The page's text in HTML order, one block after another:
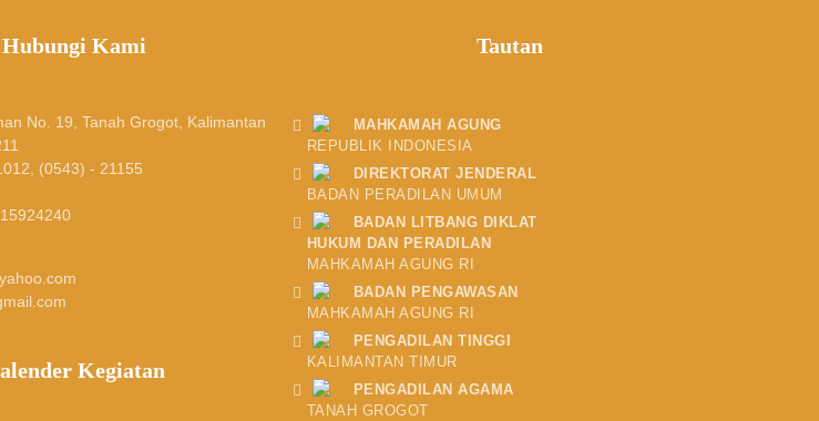
Hubungi Kami
No. 19, Tanah Grogot, Kalimantan
(0543) - 21155
Kegiatan
Tautan
MAHKAMAH AGUNG
REPUBLIK INDONESIA
DIREKTORAT JENDERAL
BADAN PERADILAN UMUM
BADAN LITBANG DIKLAT
HUKUM DAN PERADILAN
MAHKAMAH AGUNG RI
BADAN PENGAWASAN
MAHKAMAH AGUNG RI
PENGADILAN TINGGI
KALIMANTAN TIMUR
PENGADILAN AGAMA
TANAH GROGOT